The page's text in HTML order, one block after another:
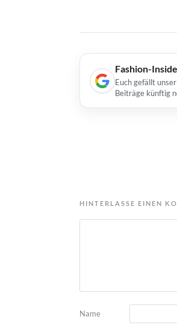
Fashion-
Euch gefällt
Beiträge künftig
HINTERLASSE EINEN
Name